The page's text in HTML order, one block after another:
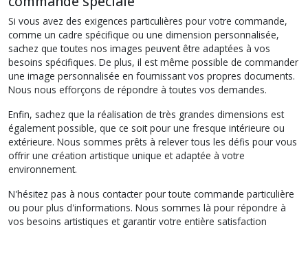
Si vous avez des exigences particulières pour votre commande,
comme un cadre spécifique ou une dimension personnalisée,
sachez que toutes nos images peuvent être adaptées à vos
besoins spécifiques. De plus, il est même possible de commander
une image personnalisée en fournissant vos propres documents.
Nous nous efforçons de répondre à toutes vos demandes.
Enfin, sachez que la réalisation de très grandes dimensions est
également possible, que ce soit pour une fresque intérieure ou
extérieure. Nous sommes prêts à relever tous les défis pour vous
offrir une création artistique unique et adaptée à votre
environnement.
N'hésitez pas à nous contacter pour toute commande particulière
ou pour plus d'informations. Nous sommes là pour répondre à
vos besoins artistiques et garantir votre entière satisfaction